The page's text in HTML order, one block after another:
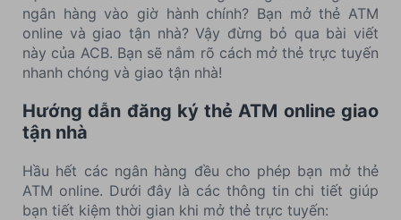
ngân hàng vào giờ hành chính? Bạn mở thẻ ATM
online và giao tận nhà? Vậy đừng bỏ qua bài viết
này của ACB. Bạn sẽ nắm rõ cách mở thẻ trực tuyến
nhanh chóng và giao tận nhà!
Hướng dẫn đăng ký thẻ ATM online giao
tận nhà
Hầu hết các ngân hàng đều cho phép bạn mở thẻ
ATM online. Dưới đây là các thông tin chi tiết giúp
bạn tiết kiệm thời gian khi mở thẻ trực tuyến: